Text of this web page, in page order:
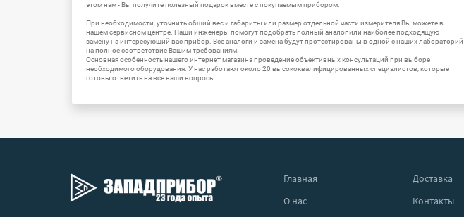
этом нам - Вы получите полезный подарок вместе с покупаемым прибором.
При необходимости, уточнить общий вес и габариты или размер отдельной части измерителя Вы можете в
нашем сервисном центре. Наши инженеры помогут подобрать полный аналог или наиболее подходящую
замену на интересующий вас прибор. Все аналоги и замена будут протестированы в одной с наших лабораторий
на полное соответствие Вашим требованиям.
Основная особенность нашего интернет магазина проведение объективных консультаций при выборе
необходимого оборудования. У нас работают около 20 высококвалифицированных специалистов, которые
готовы ответить на все ваши вопросы.
Главная
Доставка
О нас
Контакты